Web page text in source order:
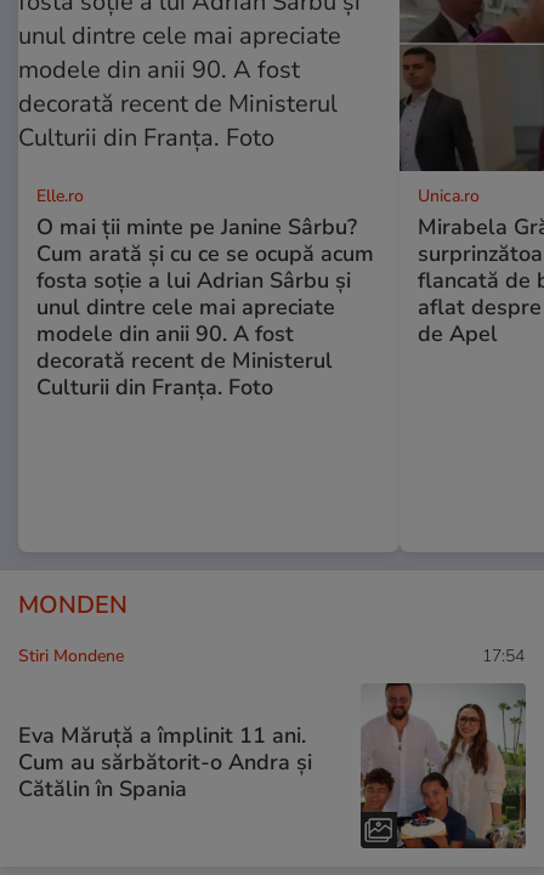
Elle.ro
O mai ții minte pe Janine Sârbu?
Cum arată și cu ce se ocupă acum
fosta soție a lui Adrian Sârbu și
unul dintre cele mai apreciate
modele din anii 90. A fost
decorată recent de Ministerul
Culturii din Franța. Foto
Unica.ro
Mirabela
flancată de
aflat
de Apel
MONDEN
Stiri Mondene 17:54
Eva Măruță a împlinit 11 ani.
Cum au sărbătorit-o Andra și
Cătălin în Spania